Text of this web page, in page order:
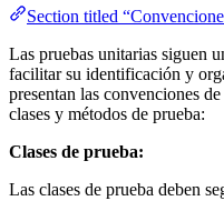
Section titled
Las pruebas unitarias siguen
facilitar su identificación y
presentan las convenciones
clases y métodos de prueba:
Clases de prueba:
Las clases de prueba deben